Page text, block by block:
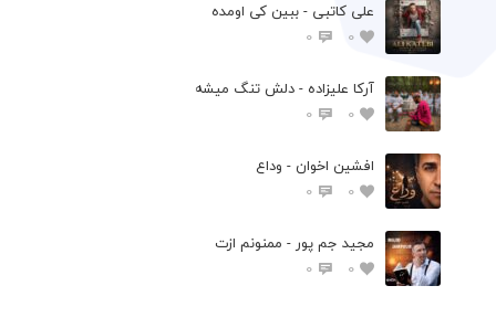
علی کاتبی - ببین کی اومده
0
0
آرکا علیزاده - دلش تنگ میشه
0
0
افشين اخوان - وداع
0
0
مجید جم پور - ممنونم ازت
0
0